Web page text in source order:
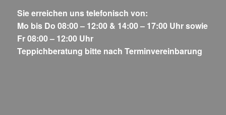
Sie erreichen uns telefonisch von:
Mo bis Do 08:00 – 12:00 & 14:00 – 17:00 Uhr sowie
Fr 08:00 – 12:00 Uhr
Teppichberatung bitte nach Terminvereinbarung